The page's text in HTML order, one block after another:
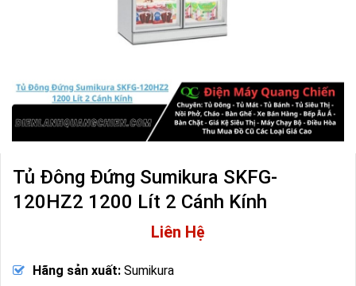
Tủ Đông Đứng Sumikura SKFG-
120HZ2 1200 Lít 2 Cánh Kính
Liên Hệ
Hãng sản xuất: Sumikura